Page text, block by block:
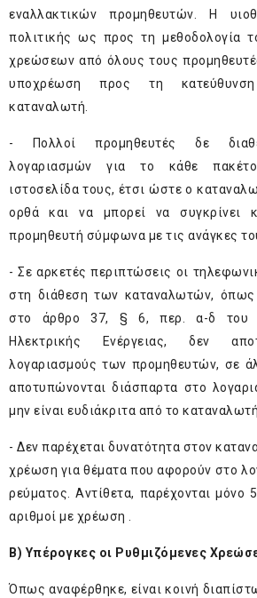
εναλλακτικών προμηθευτών. Η
πολιτικής ως προς τη μεθοδολογία
χρεώσεων από όλους τους
υποχρέωση προς τη
καταναλωτή.
- Πολλοί προμηθευτές δε
λογαριασμών για το κάθε
ιστοσελίδα τους, έτσι ώστε ο
ορθά και να μπορεί να συγκρίνει
προμηθευτή σύμφωνα με τις ανάγκες
- Σε αρκετές περιπτώσεις οι
στη διάθεση των καταναλωτών, όπως
στο άρθρο 37, § 6, περ. α-δ του
Ηλεκτρικής Ενέργειας, δεν
λογαριασμούς των προμηθευτών, σε
αποτυπώνονται διάσπαρτα στο
μην είναι ευδιάκριτα από το
- Δεν παρέχεται δυνατότητα στον
χρέωση για θέματα που αφορούν στο
ρεύματος. Αντίθετα, παρέχονται μόνο
αριθμοί με χρέωση .
Β) Υπέρογκες οι Ρυθμιζόμενες
Όπως αναφέρθηκε, είναι κοινή